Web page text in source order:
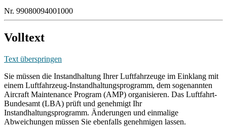
Nr. 99080094001000
Volltext
Text überspringen
Sie müssen die Instandhaltung Ihrer Luftfahrzeuge im Einklang mit
einem Luftfahrzeug-Instandhaltungsprogramm, dem sogenannten
Aircraft Maintenance Program (AMP) organisieren. Das Luftfahrt-
Bundesamt (LBA) prüft und genehmigt Ihr
Instandhaltungsprogramm. Änderungen und einmalige
Abweichungen müssen Sie ebenfalls genehmigen lassen.